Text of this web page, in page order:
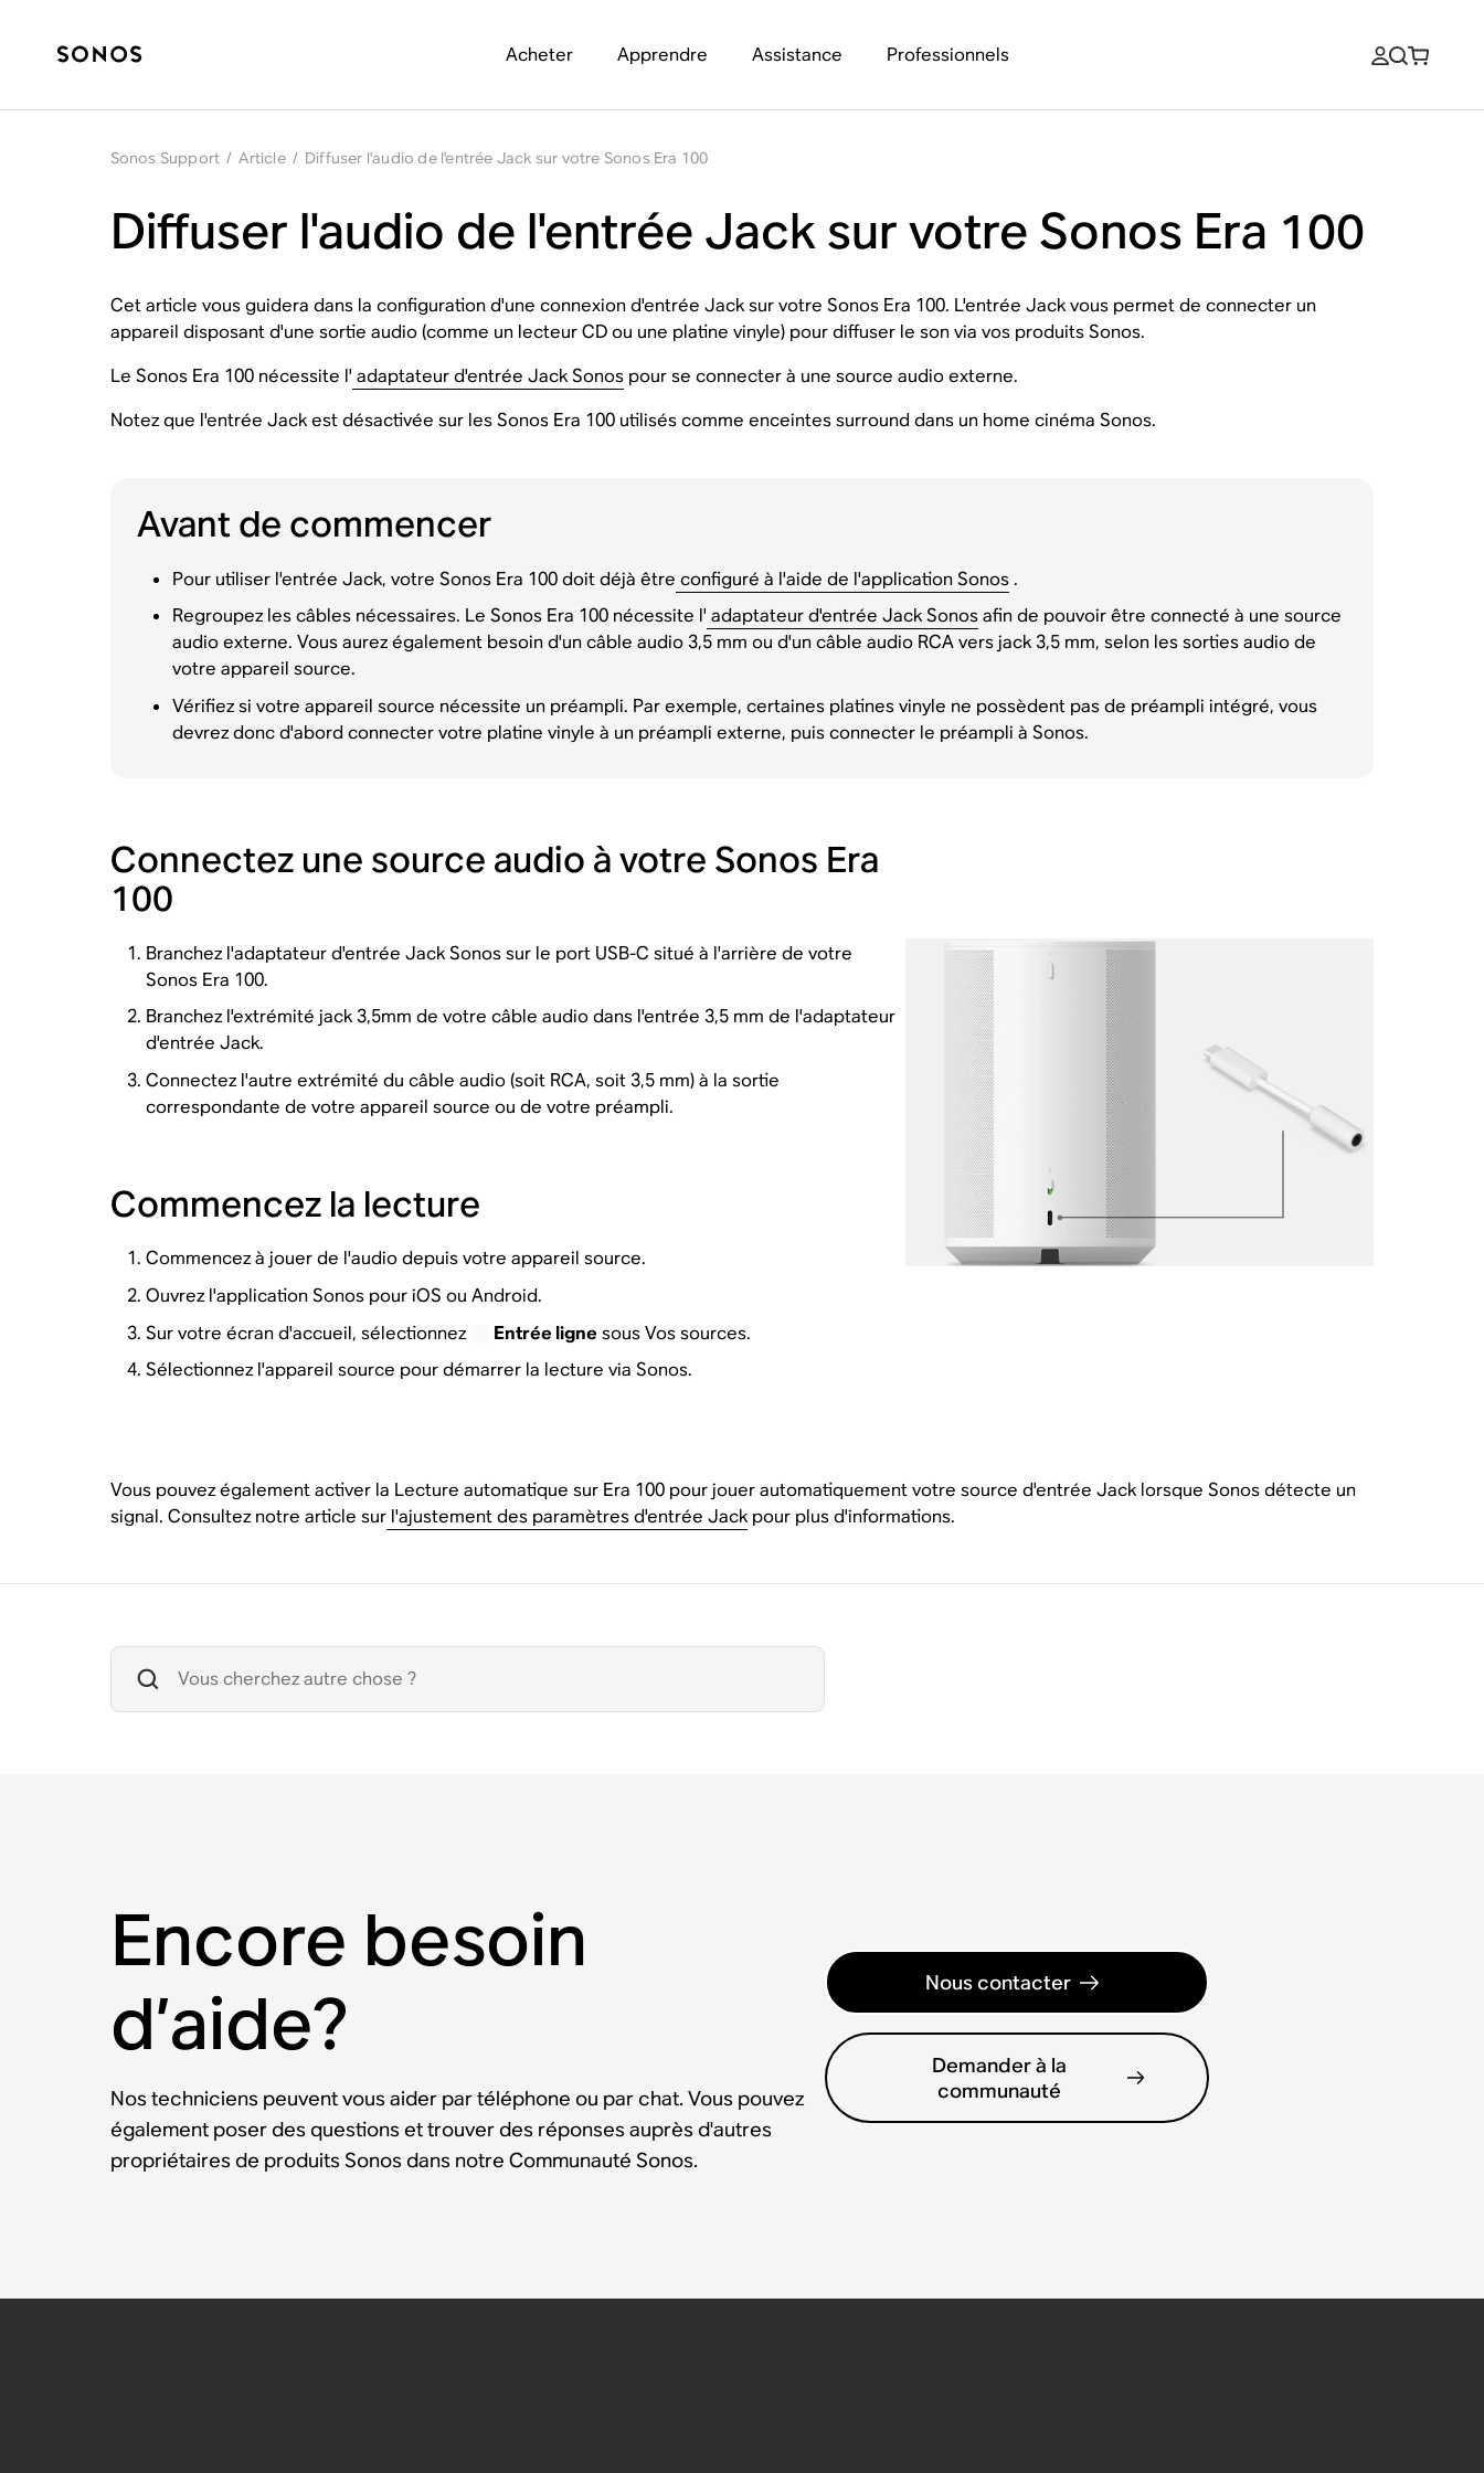
Acheter Apprendre Assistance Professionnels
Sonos Support / Article / Diffuser l'audio de l'entrée Jack sur votre Sonos Era 100
Diffuser l'audio de l'entrée Jack sur votre Sonos Era 100
Cet article vous guidera dans la configuration d'une connexion d'entrée Jack sur votre Sonos Era 100. L'entrée Jack vous permet de connecter un
appareil disposant d'une sortie audio (comme un lecteur CD ou une platine vinyle) pour diffuser le son via vos produits Sonos.
Le Sonos Era 100 nécessite l' adaptateur d'entrée Jack Sonospour se connecter à une source audio externe.
Notez que l'entrée Jack est désactivée sur les Sonos Era 100 utilisés comme enceintes surround dans un home cinéma Sonos.
Avant de commencer
Pour utiliser l'entrée Jack, votre Sonos Era 100 doit déjà être configuré à l'aide de l'application Sonos.
Regroupez les câbles nécessaires. Le Sonos Era 100 nécessite l' adaptateur d'entrée Jack Sonosafin de pouvoir être connecté à une source
audio externe. Vous aurez également besoin d'un câble audio 3,5 mm ou d'un câble audio RCA vers jack 3,5 mm, selon les sorties audio de
votre appareil source.
Vérifiez si votre appareil source nécessite un préampli. Par exemple, certaines platines vinyle ne possèdent pas de préampli intégré, vous
devrez donc d'abord connecter votre platine vinyle à un préampli externe, puis connecter le préampli à Sonos.
Connectez une source audio à votre Sonos Era
100
Branchez l'adaptateur d'entrée Jack Sonos sur le port USB-C situé à l'arrière de votre
Sonos Era 100.
Branchez l'extrémité jack 3,5mm de votre câble audio dans l'entrée 3,5 mm de l'adaptateur
d'entrée Jack.
Connectez l'autre extrémité du câble audio (soit RCA, soit 3,5 mm) à la sortie
correspondante de votre appareil source ou de votre préampli.
Commencez la lecture
Commencez à jouer de l'audio depuis votre appareil source.
Ouvrez l'application Sonos pour iOS ou Android.
Sur votre écran d'accueil, sélectionnez
Entrée ligne sous Vos sources.
Sélectionnez l'appareil source pour démarrer la lecture via Sonos.
Vous pouvez également activer la Lecture automatique sur Era 100 pour jouer automatiquement votre source d'entrée Jack lorsque Sonos détecte un
signal. Consultez notre article surl'ajustement des paramètres d'entrée Jackpour plus d'informations.
Encore besoin
d’aide?
Nos techniciens peuvent vous aider par téléphone ou par chat. Vous pouvez
également poser des questions et trouver des réponses auprès d'autres
propriétaires de produits Sonos dans notre Communauté Sonos.
Nous contacter
Demander à la
communauté